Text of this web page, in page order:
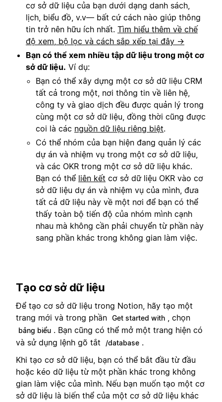
cơ sở dữ liệu của bạn dưới dạng danh sách,
lịch, biểu đồ, v.v— bất cứ cách nào giúp thông
tin trở nên hữu ích nhất. Tìm hiểu thêm về chế
độ xem, bộ lọc và cách sắp xếp tại đây →
Bạn có thể xem nhiều tập dữ liệu trong một cơ
sở dữ liệu. Ví dụ:
Bạn có thể xây dựng một cơ sở dữ liệu CRM
tất cả trong một, nơi thông tin về liên hệ,
công ty và giao dịch đều được quản lý trong
cùng một cơ sở dữ liệu, đồng thời cũng được
coi là các nguồn dữ liệu riêng biệt.
Có thể nhóm của bạn hiện đang quản lý các
dự án và nhiệm vụ trong một cơ sở dữ liệu,
và các OKR trong một cơ sở dữ liệu khác.
Bạn có thể liên kết cơ sở dữ liệu OKR vào cơ
sở dữ liệu dự án và nhiệm vụ của mình, đưa
tất cả dữ liệu này về một nơi để bạn có thể
thấy toàn bộ tiến độ của nhóm mình cạnh
nhau mà không cần phải chuyển từ phần này
sang phần khác trong không gian làm việc.
Tạo cơ sở dữ liệu
Để tạo cơ sở dữ liệu trong Notion, hãy tạo một
trang mới và trong phần Get started with , chọn
bảng biểu . Bạn cũng có thể mở một trang hiện có
và sử dụng lệnh gõ tắt
/database .
Khi tạo cơ sở dữ liệu, bạn có thể bắt đầu từ đầu
hoặc kéo dữ liệu từ một phần khác trong không
gian làm việc của mình. Nếu bạn muốn tạo một cơ
sở dữ liệu là biến thể của một cơ sở dữ liệu khác